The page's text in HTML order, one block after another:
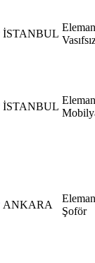
İSTANBUL
İSTANBUL
ANKARA
Şoför